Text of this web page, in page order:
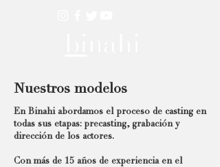
Nuestros modelos
En Binahi abordamos el proceso de casting en
todas sus etapas: precasting, grabación y
dirección de los actores.
Con más de 15 años de experiencia en el